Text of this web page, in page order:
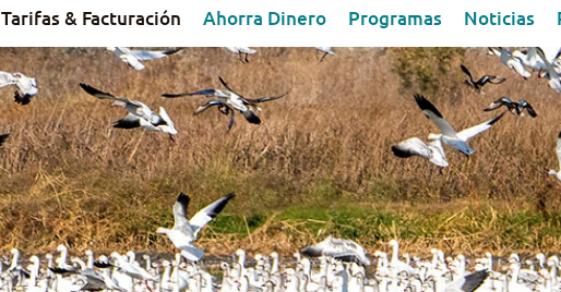
Tarifas & Facturación Ahorra Dinero Programas Noticias